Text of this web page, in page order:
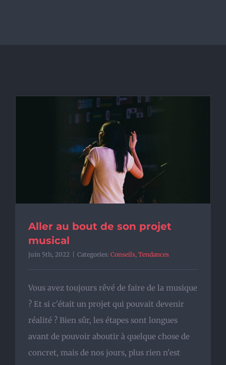
Aller au bout de son projet
musical
juin 5th, 2022 | Categories: Conseils, Tendances
Vous avez toujours rêvé de faire de la musique
? Et si c'était un projet qui pouvait devenir
réalité ? Bien sûr, les étapes sont longues
avant de pouvoir aboutir à quelque chose de
concret, mais de nos jours, plus rien n'est